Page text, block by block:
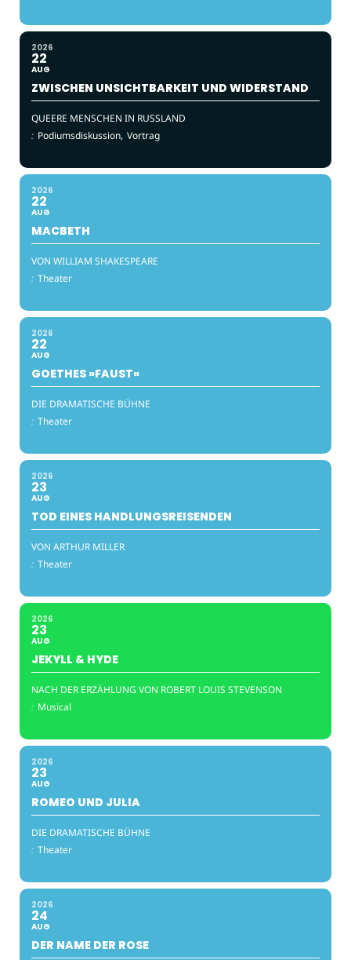
2026
22
AUG
ZWISCHEN UNSICHTBARKEIT UND WIDERSTAND
QUEERE MENSCHEN IN RUSSLAND
: Podiumsdiskussion, Vortrag
2026
22
AUG
MACBETH
VON WILLIAM SHAKESPEARE
: Theater
2026
22
AUG
GOETHES »FAUST«
DIE DRAMATISCHE BÜHNE
: Theater
2026
23
AUG
TOD EINES HANDLUNGSREISENDEN
VON ARTHUR MILLER
: Theater
2026
23
AUG
JEKYLL & HYDE
NACH DER ERZÄHLUNG VON ROBERT LOUIS STEVENSON
: Musical
2026
23
AUG
ROMEO UND JULIA
DIE DRAMATISCHE BÜHNE
: Theater
2026
24
AUG
DER NAME DER ROSE